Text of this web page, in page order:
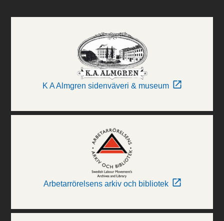
K A Almgren sidenväveri & museum
Arbetarrörelsens arkiv och bibliotek